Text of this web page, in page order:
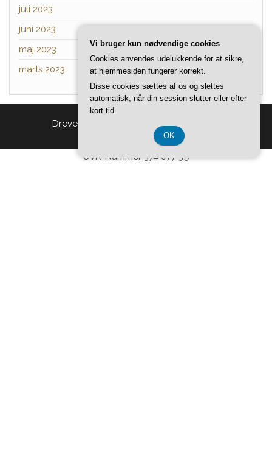
juli 2023
juni 2023
maj 2023
marts 2023
Drevet af Tema:Head Blog
CVR-Nummer 374 077 39
Vi bruger kun nødvendige cookies
Cookies anvendes udelukkende for at sikre,
at hjemmesiden fungerer korrekt.
Disse cookies sættes af os og slettes
automatisk, når din session slutter eller efter
kort tid.
OK